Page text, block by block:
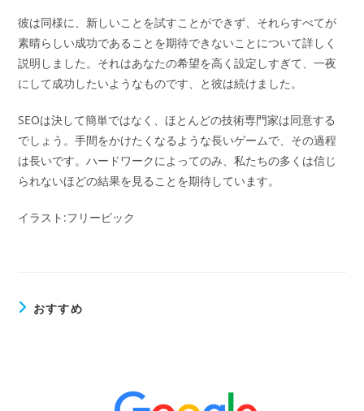
彼は同様に、新しいことを試すことができず、それらすべてが
素晴らしい成功であることを期待できないことについて詳しく
説明しました。それはあなたの希望を高く設定しすぎて、一夜
にして成功したいようなものです、と彼は続けました。
SEOは決して簡単ではなく、ほとんどの技術専門家は同意する
でしょう。手間をかけたくなるような長いゲームで、その過程
は長いです。ハードワークによってのみ、私たちの多くは信じ
られないほどの結果を見ることを期待しています。
イラスト:フリーピック
おすすめ